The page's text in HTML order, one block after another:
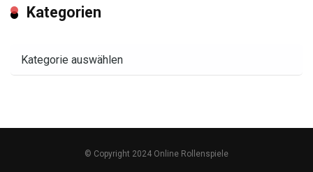
Kategorien
© Copyright 2024 Online Rollenspiele